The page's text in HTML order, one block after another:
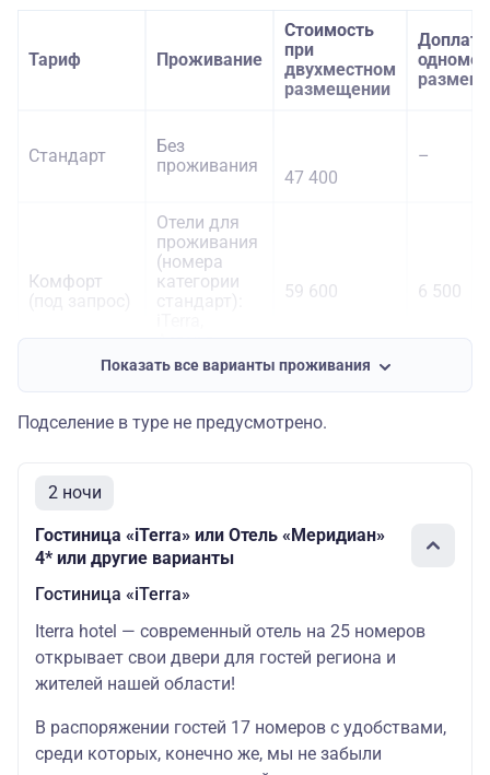
Тариф Проживание
Стоимость
при
двухместном
размещении
Стандарт
Без
проживания
47 400
–
Комфорт
Отели для
проживания
(номера
категории
Гларус
59 600 6 500
в отеле 4*)
проживания
Космос
Показать все варианты проживания
Подселение в туре не предусмотрено.
2 ночи
Гостиница «iTerra» или Отель «Меридиан»
4* или другие варианты
Гостиница «iTerra»
Iterra hotel — современный отель на 25 номеров
открывает свои двери для гостей региона и
жителей нашей области!
В распоряжении гостей 17 номеров с удобствами,
среди которых, конечно же, мы не забыли